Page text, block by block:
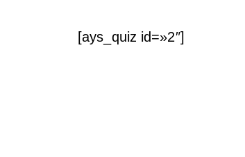
[ays_quiz id=»2″]